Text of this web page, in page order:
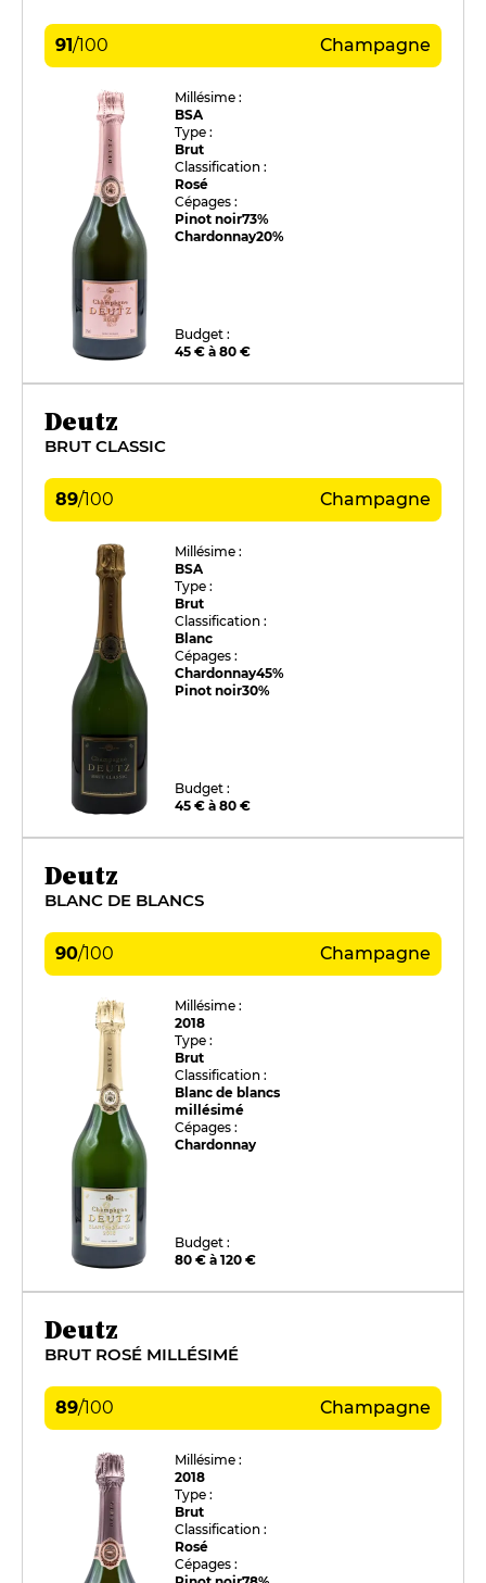
91/100 Champagne
Millésime :
BSA
Type :
Brut
Classification :
Rosé
Cépages :
Pinot noir73%
Chardonnay20%
Budget :
45 € à 80 €
Deutz
BRUT CLASSIC
89/100 Champagne
Millésime :
BSA
Type :
Brut
Classification :
Blanc
Cépages :
Chardonnay45%
Pinot noir30%
Budget :
45 € à 80 €
Deutz
BLANC DE BLANCS
90/100 Champagne
Millésime :
2018
Type :
Brut
Classification :
Blanc de blancs
millésimé
Cépages :
Chardonnay
Budget :
80 € à 120 €
Deutz
BRUT ROSÉ MILLÉSIMÉ
89/100 Champagne
Millésime :
2018
Type :
Brut
Classification :
Rosé
Cépages :